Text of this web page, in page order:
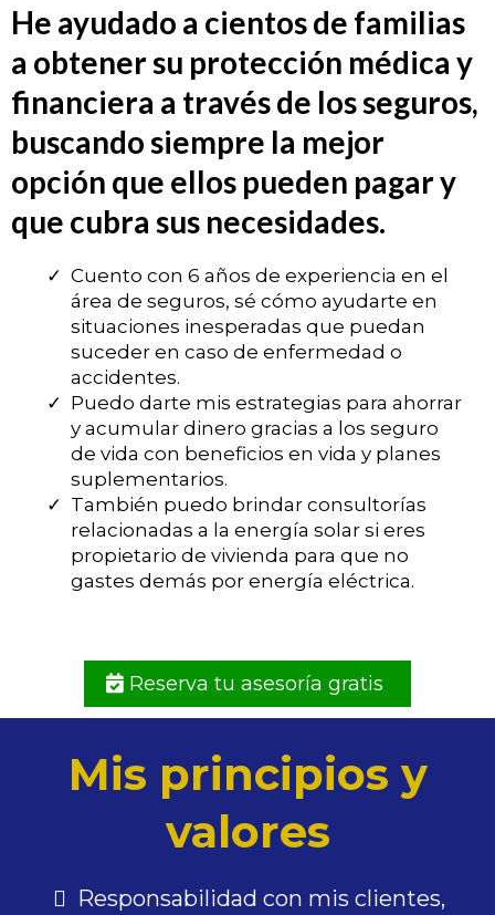
He ayudado a cientos de familias
a obtener su protección médica y
financiera a través de los seguros,
buscando siempre la mejor
opción que ellos pueden pagar y
que cubra sus necesidades.
Cuento con 6 años de experiencia en el
área de seguros, sé cómo ayudarte en
situaciones inesperadas que puedan
suceder en caso de enfermedad o
accidentes.
Puedo darte mis estrategias para ahorrar
y acumular dinero gracias a los seguro
de vida con beneficios en vida y planes
suplementarios.
También puedo brindar consultorías
relacionadas a la energía solar si eres
propietario de vivienda para que no
gastes demás por energía eléctrica.
Reserva tu asesoría gratis
Mis principios y
valores
Responsabilidad con mis clientes,